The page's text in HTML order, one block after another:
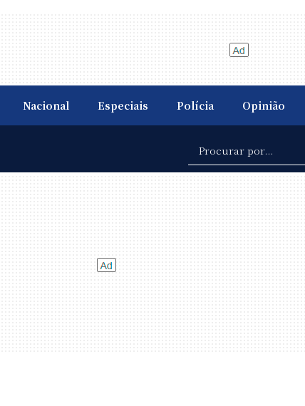
Nacional Especiais Polícia Opinião